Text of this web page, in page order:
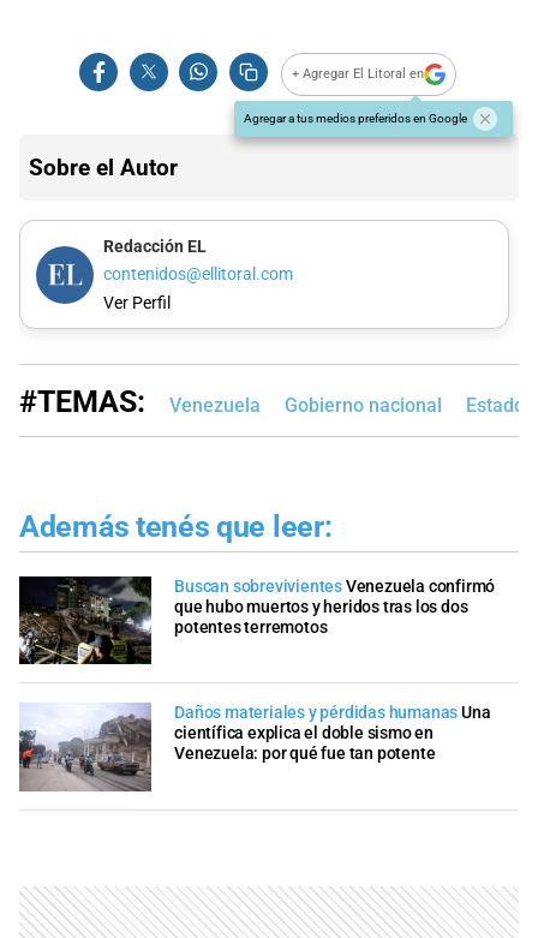
+ Agregar El Litoral en
Agregar a tus medios preferidos en Google
Sobre el Autor
Redacción EL
contenidos@ellitoral.com
Ver Perfil
#TEMAS: Venezuela Gobierno nacional
Además tenés que leer:
Buscan sobrevivientesVenezuela confirmó
que hubo muertos y heridos tras los dos
potentes terremotos
Daños materiales y pérdidas humanasUna
científica explica el doble sismo en
Venezuela: por qué fue tan potente